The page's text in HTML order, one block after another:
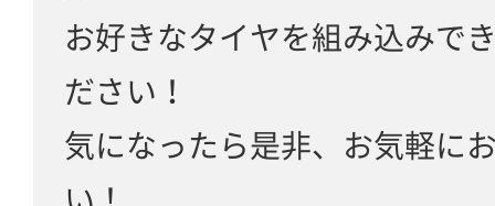
お好きなタイヤを組み込みで
ださい！
気になったら是非、お気軽に
い！